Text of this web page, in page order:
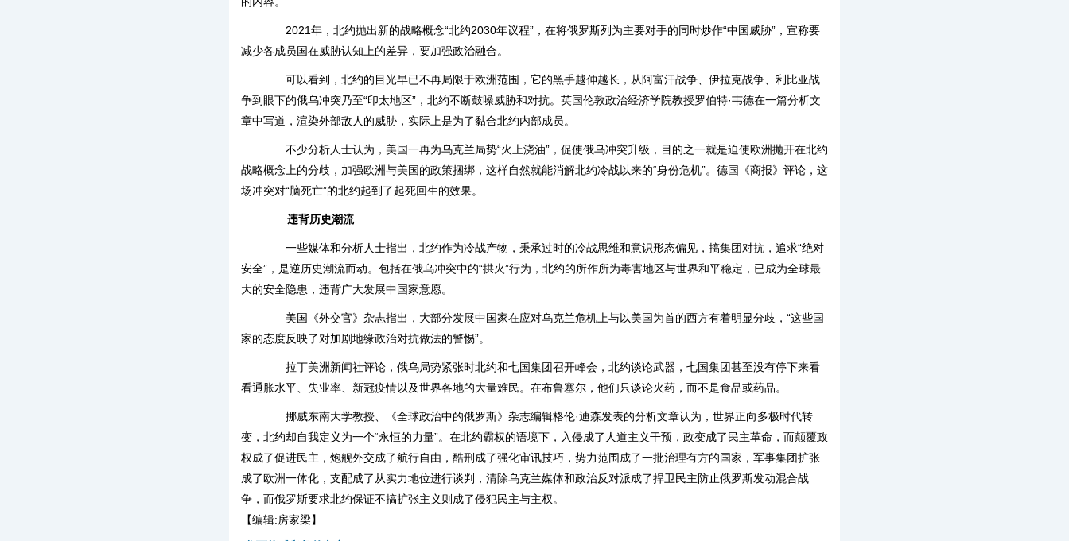
2021年，北约抛出新的战略概念“北约2030年议程”，在将俄罗斯列为主要对手的同时炒作“中国威胁”，宣称要
减少各成员国在威胁认知上的差异，要加强政治融合。
可以看到，北约的目光早已不再局限于欧洲范围，它的黑手越伸越长，从阿富汗战争、伊拉克战争、利比亚战
争到眼下的俄乌冲突乃至“印太地区”，北约不断鼓噪威胁和对抗。英国伦敦政治经济学院教授罗伯特·韦德在一篇分析文
章中写道，渲染外部敌人的威胁，实际上是为了黏合北约内部成员。
不少分析人士认为，美国一再为乌克兰局势“火上浇油”，促使俄乌冲突升级，目的之一就是迫使欧洲抛开在北约
战略概念上的分歧，加强欧洲与美国的政策捆绑，这样自然就能消解北约冷战以来的“身份危机”。德国《商报》评论，这
场冲突对“脑死亡”的北约起到了起死回生的效果。
违背历史潮流
一些媒体和分析人士指出，北约作为冷战产物，秉承过时的冷战思维和意识形态偏见，搞集团对抗，追求“绝对
安全”，是逆历史潮流而动。包括在俄乌冲突中的“拱火”行为，北约的所作所为毒害地区与世界和平稳定，已成为全球最
大的安全隐患，违背广大发展中国家意愿。
美国《外交官》杂志指出，大部分发展中国家在应对乌克兰危机上与以美国为首的西方有着明显分歧，“这些国
家的态度反映了对加剧地缘政治对抗做法的警惕”。
拉丁美洲新闻社评论，俄乌局势紧张时北约和七国集团召开峰会，北约谈论武器，七国集团甚至没有停下来看
看通胀水平、失业率、新冠疫情以及世界各地的大量难民。在布鲁塞尔，他们只谈论火药，而不是食品或药品。
挪威东南大学教授、《全球政治中的俄罗斯》杂志编辑格伦·迪森发表的分析文章认为，世界正向多极时代转
变，北约却自我定义为一个“永恒的力量”。在北约霸权的语境下，入侵成了人道主义干预，政变成了民主革命，而颠覆政
权成了促进民主，炮舰外交成了航行自由，酷刑成了强化审讯技巧，势力范围成了一批治理有方的国家，军事集团扩张
成了欧洲一体化，支配成了从实力地位进行谈判，清除乌克兰媒体和政治反对派成了捍卫民主防止俄罗斯发动混合战
争，而俄罗斯要求北约保证不搞扩张主义则成了侵犯民主与主权。
【编辑:房家梁】